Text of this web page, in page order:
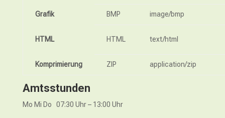
Grafik BMP image/bmp
HTML HTML text/html
Komprimierung ZIP application/zip
Amtsstunden
Mo Mi Do 07:30 Uhr – 13:00 Uhr